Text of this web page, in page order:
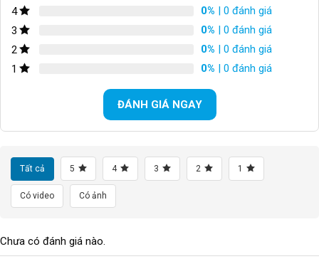
700*25mm
N/A
TRỤC GIỮA N/A
Bi BÁNH Bi côn
CỐT BÁNH TRƯỚC
4
0% | 0 đánh giá
3
0% | 0 đánh giá
2
0% | 0 đánh giá
1
0% | 0 đánh giá
ĐÁNH GIÁ NGAY
Tất cả 5 4 3 2 1
Có video Có ảnh
Chưa có đánh giá nào.